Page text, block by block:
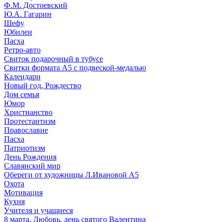
Ф.М. Достоевский
Ю.А. Гагарин
Шефу
Юбилеи
Пасха
Ретро-авто
Свиток подарочный в тубусе
Свитки формата А5 с подвеской-медалью
Календари
Новый год, Рождество
Дом семья
Юмор
Христианство
Протестантизм
Православие
Пасха
Патриотизм
День Рождения
Славянский мир
Обереги от художницы Л.Ивановой А5
Охота
Мотивация
Кухня
Учителя и учащиеся
8 марта, Любовь, день святого Валентина